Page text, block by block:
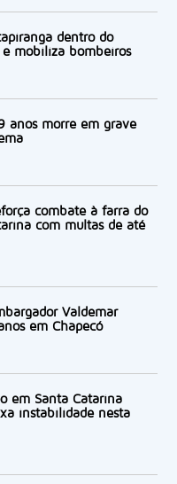
dentro do
e mobiliza bombeiros
anos morre em grave
combate à farra do
com multas de até
Valdemar
em Chapecó
em Santa Catarina
instabilidade nesta